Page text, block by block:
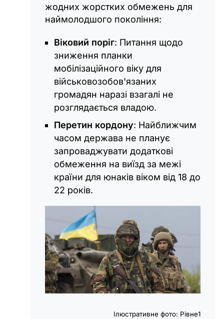
жодних жорстких обмежень для
наймолодшого покоління:
Віковий поріг: Питання щодо
зниження планки
мобілізаційного віку для
військовозобов'язаних
громадян наразі взагалі не
розглядається владою.
Перетин кордону: Найближчим
часом держава не планує
запроваджувати додаткові
обмеження на виїзд за межі
країни для юнаків віком від 18 до
22 років.
Ілюстративне фото: Рівне1